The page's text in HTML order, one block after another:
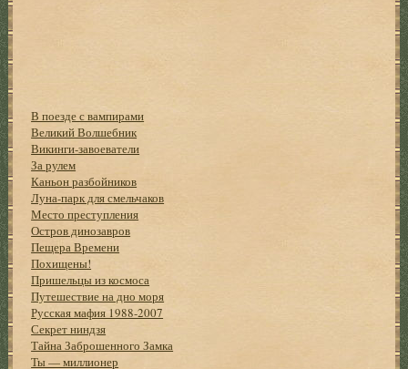
В поезде с вампирами
Великий Волшебник
Викинги-завоеватели
За рулем
Каньон разбойников
Луна-парк для смельчаков
Место преступления
Остров динозавров
Пещера Времени
Похищены!
Пришельцы из космоса
Путешествие на дно моря
Русская мафия 1988-2007
Секрет ниндзя
Тайна Заброшенного Замка
Ты — миллионер